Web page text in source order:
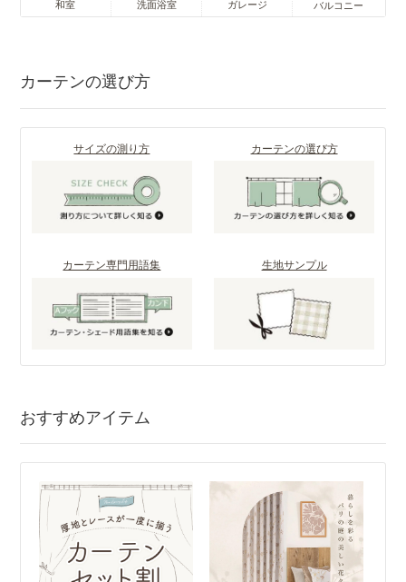
和室 洗面浴室 ガレージ バルコニー
カーテンの選び方
サイズの測り方 カーテンの選び方
カーテン専門用語集 生地サンプル
おすすめアイテム